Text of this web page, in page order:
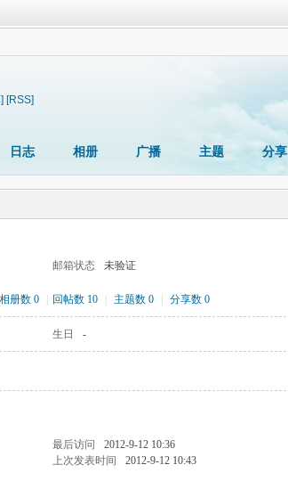
[RSS]
日志 相册 广播 主题 分享
邮箱状态 未验证
相册数 0 回帖数 10 主题数 0 分享数 0
生日 -
最后访问
2012-9-12 10:36
上次发表时间
2012-9-12 10:43